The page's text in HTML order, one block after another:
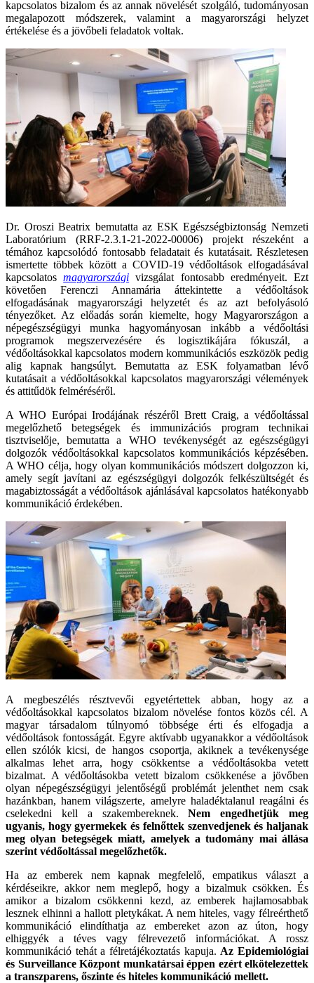
kapcsolatos bizalom és az annak növelését szolgáló, tudományosan
megalapozott módszerek, valamint a magyarországi helyzet
értékelése és a jövőbeli feladatok voltak.
Dr. Oroszi Beatrix bemutattaaz ESK Egészségbiztonság Nemzeti
Laboratórium (RRF-2.3.1-21-2022-00006)projekt
részeként a
témához kapcsolódó fontosabbfeladatait és kutatásait. Részletesen
ismertette többek között a COVID-19 védőoltások elfogadásával
kapcsolatosmagyarországi vizsgálat fontosabb eredményeit. Ezt
követően Ferenczi Annamária áttekintette a védőoltások
elfogadásának magyarországi helyzetét és az azt befolyásoló
tényezőket. Az előadás során kiemelte, hogy Magyarországon a
népegészségügyi munka hagyományosan inkább a védőoltási
programok megszervezésére és logisztikájára fókuszál, a
védőoltásokkal kapcsolatos modern kommunikációs eszközök pedig
alig kapnak hangsúlyt. Bemutatta az ESK folyamatban lévő
kutatásait a védőoltásokkal kapcsolatos magyarországi vélemények
és attitűdök felméréséről.
A WHO Európai Irodájának részéről Brett Craig, a védőoltással
megelőzhető betegségek és immunizációs program technikai
tisztviselője, bemutatta a WHO tevékenységét az egészségügyi
dolgozók védőoltásokkal kapcsolatos kommunikációs képzésében.
A WHO célja, hogy olyan kommunikációs módszert dolgozzon ki,
amely segít javítani az egészségügyi dolgozók felkészültségét és
magabiztosságát a védőoltások ajánlásával kapcsolatos hatékonyabb
kommunikáció érdekében.
A megbeszélés résztvevői egyetértettek abban, hogy az a
védőoltásokkal kapcsolatos bizalom növelése fontos közös cél. A
magyar társadalom túlnyomó többsége érti és elfogadja a
védőoltások fontosságát. Egyre aktívabb ugyanakkor a védőoltások
ellen szólók kicsi, de hangos csoportja, akiknek a tevékenysége
alkalmas lehet arra, hogy csökkentse a védőoltásokba vetett
bizalmat. A védőoltásokba vetett bizalom csökkenése a jövőben
olyan népegészségügyi jelentőségű problémát jelenthet nem csak
hazánkban, hanem világszerte, amelyre haladéktalanul reagálni és
cselekedni kell a szakembereknek.Nem engedhetjük meg
ugyanis, hogy gyermekek és felnőttek szenvedjenek és haljanak
meg olyan betegségek miatt, amelyek a tudomány mai állása
szerint védőoltással megelőzhetők.
Ha az emberek nem kapnak megfelelő, empatikus választ a
kérdéseikre, akkor nem meglepő, hogy a bizalmuk csökken. És
amikor a bizalom csökkenni kezd, az emberek hajlamosabbak
lesznek elhinni a hallott pletykákat. A nem hiteles, vagy félreérthető
kommunikáció elindíthatja az embereket azon az úton, hogy
elhiggyék a téves vagy félrevezető információkat. A rossz
kommunikáció tehát a félretájékoztatás kapuja. Az Epidemiológiai
és Surveillance Központ munkatársai éppen ezért elkötelezettek
a transzparens, őszinte és hiteles kommunikáció mellett.